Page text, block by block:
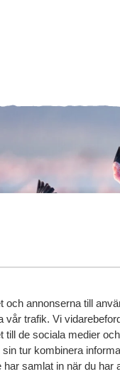
och annonserna till
vår trafik. Vi
till de sociala medier
tur kombinera
samlat in när du har